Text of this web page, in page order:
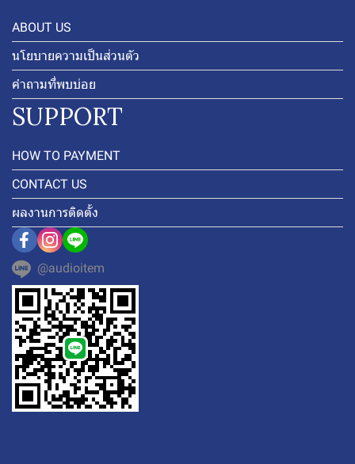
ABOUT US
นโยบายความเป็นส่วนตัว
คำถามที่พบบ่อย
SUPPORT
HOW TO PAYMENT
CONTACT US
ผลงานการติดตั้ง
@audioitem